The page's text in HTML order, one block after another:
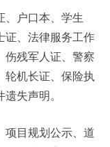
、户口本、学生
证、法律服务工作
伤残军人证、警察
轮机长证、保险执
失声明。
项目规划公示、道